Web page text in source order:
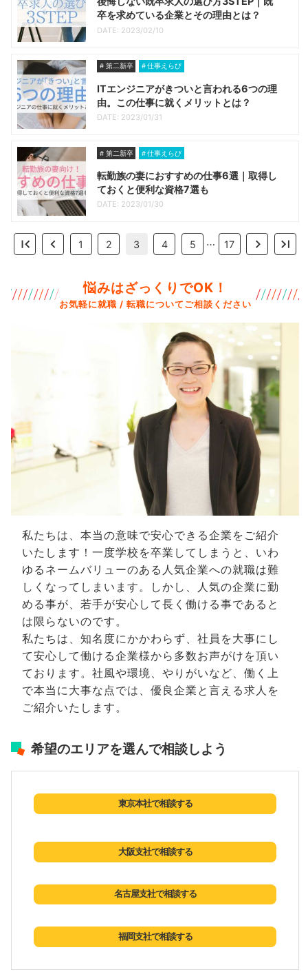
卒を求めている企業とその理由とは？
DATE: 2023/02/10
第二新卒 仕事えらび
ITエンジニアがきついと言われる6つの理
由。この仕事に就くメリットとは？
DATE: 2023/01/31
第二新卒 仕事えらび
転勤族の妻におすすめの仕事6選｜取得し
ておくと便利な資格7選も
DATE: 2023/01/30
1 2 3 4 5 … 17
悩みはざっくりでOK！
お気軽に就職 / 転職についてご相談ください
私たちは、本当の意味で安心できる企業をご紹介
いたします！一度学校を卒業してしまうと、いわ
ゆるネームバリューのある人気企業への就職は難
しくなってしまいます。しかし、人気の企業に勤
める事が、若手が安心して長く働ける事であると
は限らないのです。
私たちは、知名度にかかわらず、社員を大事にし
て安心して働ける企業様から多数お声がけを頂い
ております。社風や環境、やりがいなど、働く上
で本当に大事な点では、優良企業と言える求人を
ご紹介いたします。
希望のエリアを選んで相談しよう
東京本社で相談する
大阪支社で相談する
名古屋支社で相談する
福岡支社で相談する